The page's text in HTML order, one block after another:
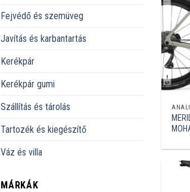
Fejvédő és szemüveg
Javítás és karbantartás
Kerékpár
Kerékpár gumi
Szállítás és tárolás
Tartozék és kiegészítő
Váz és villa
MÁRKÁK